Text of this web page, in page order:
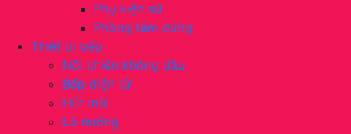
Phụ kiện sứ
Phòng tắm đứng
Thiết bị bếp
Nồi chiên không dầu
Bếp điện từ
Hút mùi
Lò nướng